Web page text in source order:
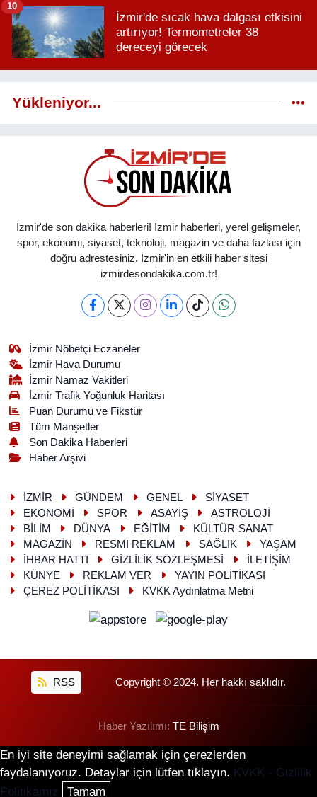
İzmir'de sıcak hava dalgası etkisini
artırıyor! Termometreler 38
dereceyi görecek
10
Yükleniyor...
İzmir'de son dakika haberleri! İzmir haberleri, yerel gelişmeler,
spor, ekonomi, siyaset, teknoloji, magazin ve daha fazlası için
doğru adrestesiniz. İzmir'in en etkili haber sitesi
izmirdesondakika.com.tr!
İzmir Nöbetçi Eczaneler
İzmir Hava Durumu
İzmir Namaz Vakitleri
İzmir Trafik Yoğunluk Haritası
Puan Durumu ve Fikstür
Tüm Manşetler
Son Dakika Haberleri
Haber Arşivi
İZMİR GÜNDEM GENEL
SİYASET
EKONOMİ
SPOR ASAYİŞ
ASTROLOJİ
BİLİM
DÜNYA EĞİTİM
KÜLTÜR-SANAT
MAGAZİN
RESMİ REKLAM SAĞLIK
YAŞAM
İHBAR HATTI
GİZLİLİK SÖZLEŞMESİ
İLETİŞİM
KÜNYE
REKLAM VER
YAYIN POLİTİKASI
ÇEREZ POLİTİKASI
KVKK Aydınlatma Metni
RSS Copyright © 2024. Her hakkı saklıdır.
Haber Yazılımı: TE Bilişim
En iyi site deneyimi sağlamak için çerezlerden
faydalanıyoruz. Detaylar için lütfen tıklayın. KVKK - Gizlilik
Politikamız
Tamam